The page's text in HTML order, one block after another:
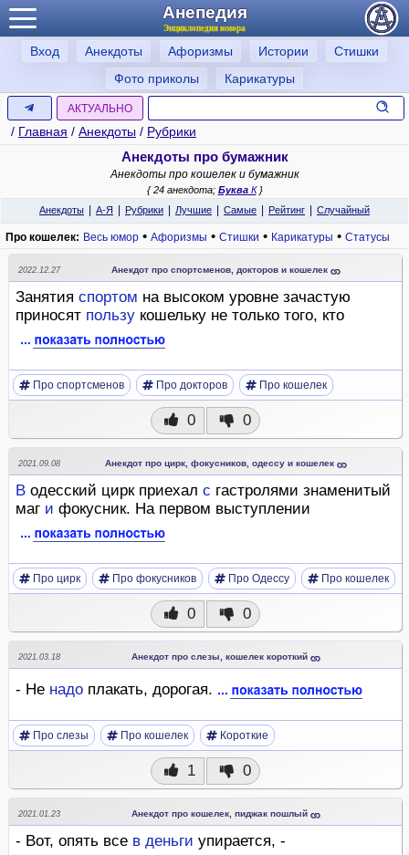
Анепедия
Энциклопедия юмора
Вход Анекдоты Афоризмы Истории
Стишки
Фото приколы
Карикатуры
АКТУАЛЬНО
/ Главная / Анекдоты / Рубрики
Анекдоты про бумажник
Анекдоты про кошелек и бумажник
{ 24 анекдота; БукваК}
Анекдоты
А-Я Рубрики Лучшие Самые Рейтинг Случайный
Про кошелек: Весь юмор • Афоризмы • Стишки • Карикатуры • Статусы
2022.12.27 Анекдот про спортсменов, докторов и кошелек
Занятия спортом на высоком уровне зачастую
приносят пользу кошельку не только того, кто
Про спортсменов Про докторов Про кошелек
0 0
2021.09.08 Анекдот про цирк, фокусников, одессу и кошелек
В одесский цирк приехал с гастролями знаменитый
маг и фокусник. На первом выступлении
Про цирк Про фокусников Про Одессу Про кошелек
0 0
2021.03.18 Анекдот про слезы, кошелек короткий
- Не надо плакать, дорогая.
Про слезы Про кошелек Короткие
1 0
2021.01.23 Анекдот про кошелек, пиджак пошлый
- Вот, опять все в деньги упирается, -